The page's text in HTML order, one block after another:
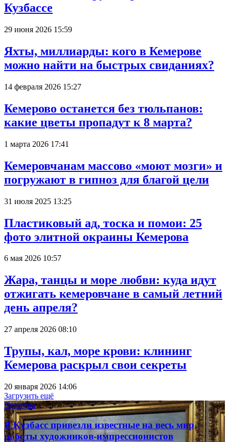
Кузбассе
29 июня 2026 15:59
Яхты, миллиарды: кого в Кемерове
можно найти на быстрых свиданиях?
14 февраля 2026 15:27
Кемерово останется без тюльпанов:
какие цветы пропадут к 8 марта?
1 марта 2026 17:41
Кемеровчанам массово «моют мозги» и
погружают в гипноз для благой цели
31 июля 2025 13:25
Пластиковый ад, тоска и помои: 25
фото элитной окраины Кемерова
6 мая 2026 10:57
Жара, танцы и море любви: куда идут
отжигать кемеровчане в самый летний
день апреля?
27 апреля 2026 08:10
Трупы, кал, море крови: клининг
Кемерова раскрыл свои секреты
20 января 2026 14:06
Загрузить ещё
Культура
В Кузбасс привезли известные на весь мир
работы художников-импрессионистов